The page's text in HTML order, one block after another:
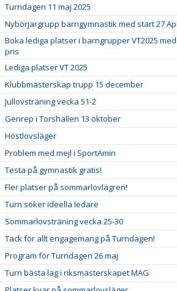
Turndagen 11 maj 2025
Nybörjargrupp barngymnastik med start 27
Boka lediga platser i barngrupper VT2025
pris
Lediga platser VT 2025
Klubbmästerskap trupp 15 december
Jullovsträning vecka 51-2
Genrep i Torshallen 13 oktober
Höstlovsläger
Problem med mejl i SportAmin
Testa på gymnastik gratis!
Fler platser på sommarlovlägren!
Turn söker ideella ledare
Sommarlovsträning vecka 25-30
Tack för allt engagemang på Turndagen!
Program för Turndagen 26 maj
Turn bästa lag i riksmästerskapet MAG